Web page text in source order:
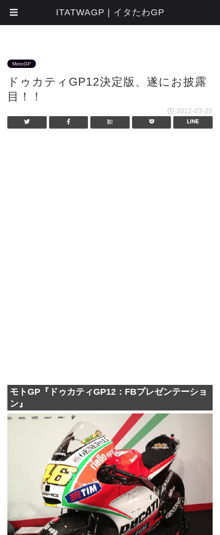
MotoGP
ドゥカティGP12決定版、遂にお披露
目！！
2012-03-20
モトGP『ドゥカティGP12：FBプレゼンテーショ
ン』
ITATWAGP | イタたわGP